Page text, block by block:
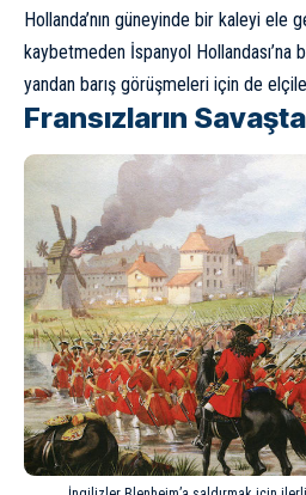
Hollanda’nın güneyinde bir kaleyi ele
kaybetmeden İspanyol Hollandası’na
yandan barış görüşmeleri için de
Fransızların